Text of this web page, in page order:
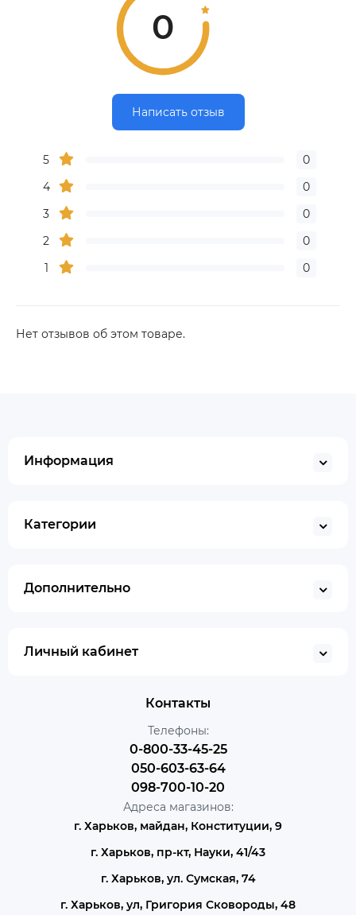
0
Написать отзыв
5
0
4
0
3
0
2
0
1
0
Нет отзывов об этом товаре.
Информация
Категории
Дополнительно
Личный кабинет
Контакты
Телефоны:
0-800-33-45-25
050-603-63-64
098-700-10-20
Адреса магазинов:
г. Харьков, майдан, Конституции, 9
г. Харьков, пр-кт, Науки, 41/43
г. Харьков, ул. Сумская, 74
г. Харьков, ул, Григория Сковороды, 48